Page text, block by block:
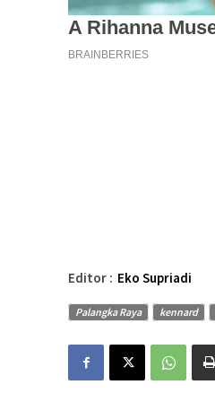
Editor : Eko Supriadi
Palangka Raya kennard